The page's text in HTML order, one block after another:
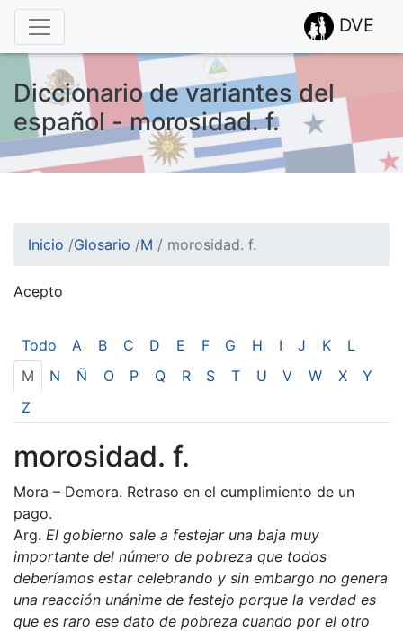
DVE
Diccionario de variantes del
español - morosidad. f.
Inicio /Glosario /M / morosidad. f.
Acepto
Todo A B C D E F G H I J K
L
M
N Ñ O P Q R S T U V W X
Y
Z
morosidad. f.
Mora – Demora. Retraso en el cumplimiento de un
pago.
Arg. El gobierno sale a festejar una baja muy
importante del número de pobreza que todos
deberíamos estar celebrando y sin embargo no genera
una reacción unánime de festejo porque la verdad es
que es raro ese dato de pobreza cuando por el otro